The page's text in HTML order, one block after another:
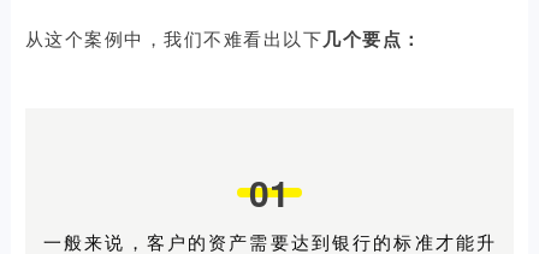
从这个案例中，我们不难看出以下几个要点：
01
一般来说，客户的资产需要达到银行的标准才能升